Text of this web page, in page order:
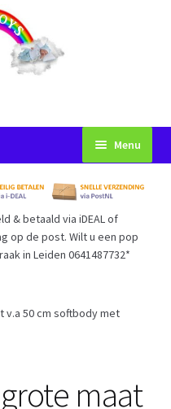
Menu
& betaald via iDEAL of
op de post. Wilt u een pop
in Leiden 0641487732*
v.a 50 cm softbody met
maat